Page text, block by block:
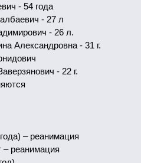
- 54 года
- 27 л
- 26 л.
Александровна - 31 г.
- 22 г.
– реанимация
– реанимация